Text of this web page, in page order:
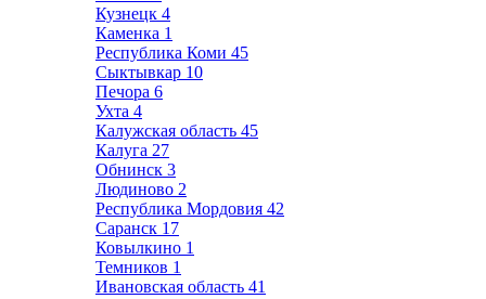
Кузнецк 4
Каменка 1
Республика Коми 45
Сыктывкар 10
Печора 6
Ухта 4
Калужская область 45
Калуга 27
Обнинск 3
Людиново 2
Республика Мордовия 42
Саранск 17
Ковылкино 1
Темников 1
Ивановская область 41